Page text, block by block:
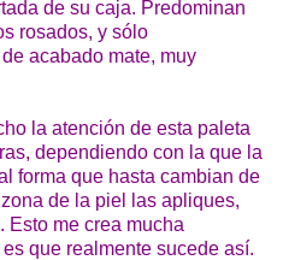
de su caja. Predominan
rosados, y sólo
acabado mate, muy
la atención de esta paleta
dependiendo con la que la
forma que hasta cambian de
de la piel las apliques,
Esto me crea mucha
que realmente sucede así.